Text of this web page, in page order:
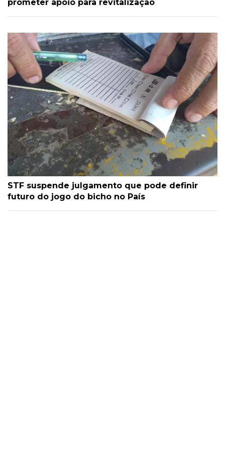
prometer apoio para revitalização
STF suspende julgamento que pode definir
futuro do jogo do bicho no País